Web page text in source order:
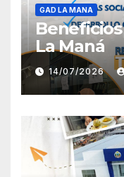
GAD LA MANA
La Maná
14/07/2026